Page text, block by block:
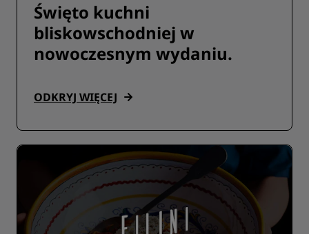
Święto kuchni
bliskowschodniej w
nowoczesnym wydaniu.
ODKRYJ WIĘCEJ